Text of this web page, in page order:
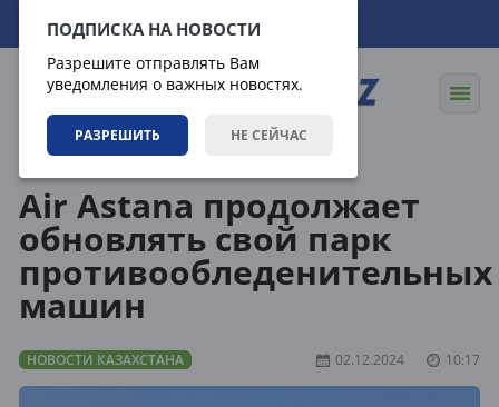
ПОДПИСКА НА НОВОСТИ
Разрешите отправлять Вам
уведомления о важных новостях.
РАЗРЕШИТЬ НЕ СЕЙЧАС
09.08.2026 18:42:47
Air Astana продолжает
обновлять свой парк
противообледенительных
машин
НОВОСТИ КАЗАХСТАНА 02.12.2024 10:17